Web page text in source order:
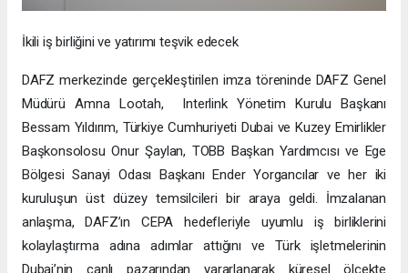
İkili iş birliğini ve yatırımı teşvik edecek
DAFZ merkezinde gerçekleştirilen imza töreninde DAFZ Genel
Müdürü Amna Lootah, Interlink Yönetim Kurulu Başkanı
Bessam Yıldırım, Türkiye Cumhuriyeti Dubai ve Kuzey Emirlikler
Başkonsolosu Onur Şaylan, TOBB Başkan Yardımcısı ve Ege
Bölgesi Sanayi Odası Başkanı Ender Yorgancılar ve her iki
kuruluşun üst düzey temsilcileri bir araya geldi. İmzalanan
anlaşma, DAFZ’ın CEPA hedefleriyle uyumlu iş birliklerini
kolaylaştırma adına adımlar attığını ve Türk işletmelerinin
Dubai’nin canlı pazarından yararlanarak küresel ölçekte